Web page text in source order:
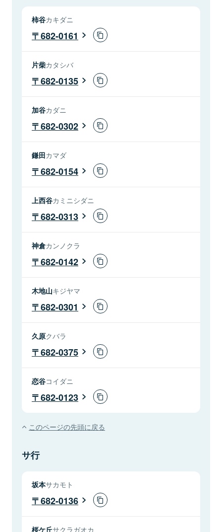
柿谷カキダニ
682-0161
片柴カタシバ
682-0135
加谷カダニ
682-0302
鎌田カマダ
682-0154
上西谷カミニシダニ
682-0313
神倉カンノクラ
682-0142
木地山キジヤマ
682-0301
久原クバラ
682-0375
恋谷コイダニ
682-0123
このページの先頭に戻る
サ行
坂本サカモト
682-0136
桜ケ丘サクラガオカ